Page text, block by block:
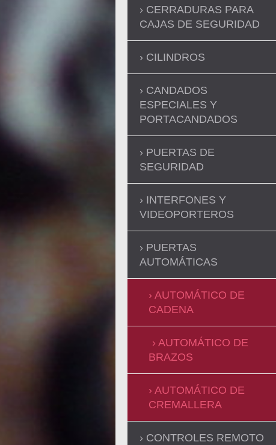
CERRADURAS PARA
CAJAS DE SEGURIDAD
CILINDROS
CANDADOS
ESPECIALES Y
PORTACANDADOS
PUERTAS DE
SEGURIDAD
INTERFONES Y
VIDEOPORTEROS
PUERTAS
AUTOMÁTICAS
AUTOMÁTICO DE
CADENA
AUTOMÁTICO DE
BRAZOS
AUTOMÁTICO DE
CREMALLERA
CONTROLES REMOTO